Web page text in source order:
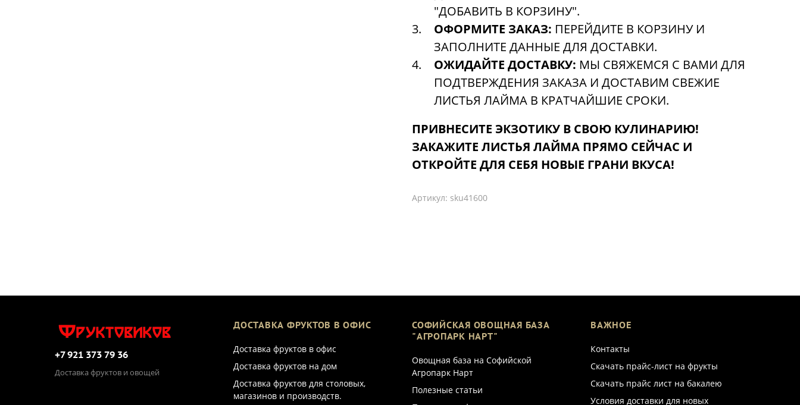
"ДОБАВИТЬ В КОРЗИНУ".
ОФОРМИТЕ ЗАКАЗ: ПЕРЕЙДИТЕ В КОРЗИНУ И
ЗАПОЛНИТЕ ДАННЫЕ ДЛЯ ДОСТАВКИ.
ОЖИДАЙТЕ ДОСТАВКУ: МЫ СВЯЖЕМСЯ С ВАМИ ДЛЯ
ПОДТВЕРЖДЕНИЯ ЗАКАЗА И ДОСТАВИМ СВЕЖИЕ
ЛИСТЬЯ ЛАЙМА В КРАТЧАЙШИЕ СРОКИ.
ПРИВНЕСИТЕ ЭКЗОТИКУ В СВОЮ КУЛИНАРИЮ!
ЗАКАЖИТЕ ЛИСТЬЯ ЛАЙМА ПРЯМО СЕЙЧАС И
ОТКРОЙТЕ ДЛЯ СЕБЯ НОВЫЕ ГРАНИ ВКУСА!
Артикул: sku41600
+7 921 373 79 36
Доставка фруктов и овощей
ДОСТАВКА ФРУКТОВ В ОФИС
Доставка фруктов в офис
Доставка фруктов на дом
Доставка фруктов для столовых,
магазинов и производств.
СОФИЙСКАЯ ОВОЩНАЯ БАЗА
"АГРОПАРК НАРТ"
Овощная база на Софийской
Агропарк Нарт
Полезные статьи
ВАЖНОЕ
Контакты
Скачать прайс-лист на фрукты
Скачать прайс лист на бакалею
Условия доставки для новых